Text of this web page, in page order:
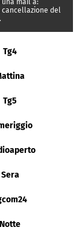
mail a:
del
Tg4
Tg5
Sera
Notte